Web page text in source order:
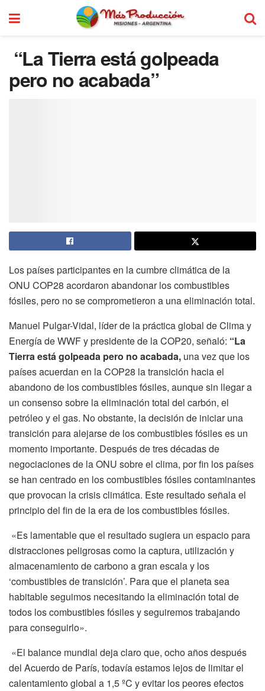
“La Tierra está golpeada
pero no acabada”
Los países participantes en la cumbre climática de la
ONU COP28 acordaron abandonar los combustibles
fósiles, pero no se comprometieron a una eliminación total.
Manuel Pulgar-Vidal, líder de la práctica global de Clima y
Energía de WWF y presidente de la COP20, señaló: “La
Tierra está golpeada pero no acabada, una vez que los
países acuerdan en la COP28 la transición hacia el
abandono de los combustibles fósiles, aunque sin llegar a
un consenso sobre la eliminación total del carbón, el
petróleo y el gas. No obstante, la decisión de iniciar una
transición para alejarse de los combustibles fósiles es un
momento importante. Después de tres décadas de
negociaciones de la ONU sobre el clima, por fin los países
se han centrado en los combustibles fósiles contaminantes
que provocan la crisis climática. Este resultado señala el
principio del fin de la era de los combustibles fósiles.
«Es lamentable que el resultado sugiera un espacio para
distracciones peligrosas como la captura, utilización y
almacenamiento de carbono a gran escala y los
‘combustibles de transición’. Para que el planeta sea
habitable seguimos necesitando la eliminación total de
todos los combustibles fósiles y seguiremos trabajando
para conseguirlo».
«El balance mundial deja claro que, ocho años después
del Acuerdo de París, todavía estamos lejos de limitar el
calentamiento global a 1,5 ºC y evitar los peores efectos